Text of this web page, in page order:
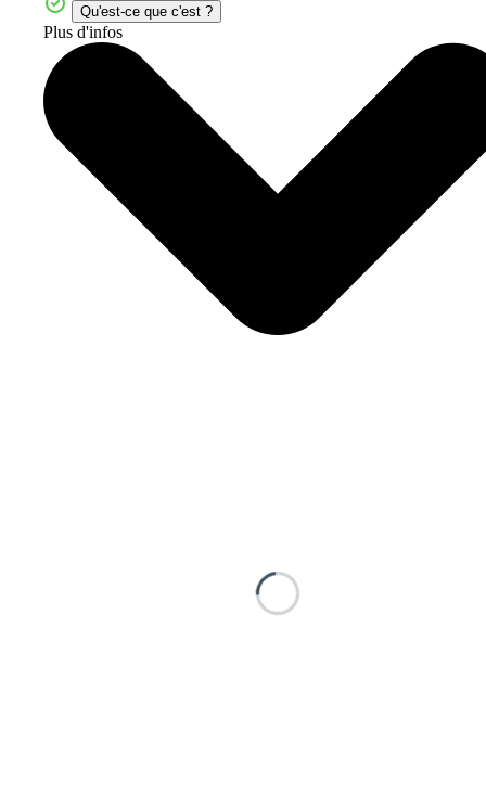
Qu'est-ce que c'est ?
Plus d'infos